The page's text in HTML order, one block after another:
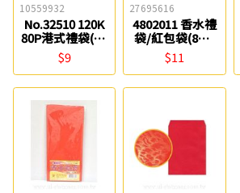
10559932
No.32510 120K
80P港式禮袋(10
入/精裝) 萬國
$9
27695616
4802011 香水禮
袋/紅包袋(8入)
聯合紙品
$11